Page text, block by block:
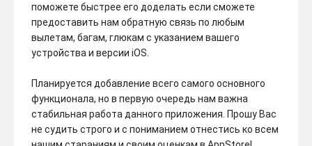
поможете быстрее его доделать если сможете
предоставить нам обратную связь по любым
вылетам, багам, глюкам с указанием вашего
устройства и версии iOS.
Планируется добавление всего самого основного
функционала, но в первую очередь нам важна
стабильная работа данного приложения. Прошу Вас
не судить строго и с пониманием отнестись ко всем